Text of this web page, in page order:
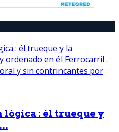
lógica : él trueque y